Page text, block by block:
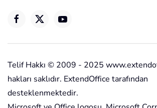
Telif Hakkı © 2009 - 2025
hakları saklıdır. ExtendOffice tarafından
desteklenmektedir.